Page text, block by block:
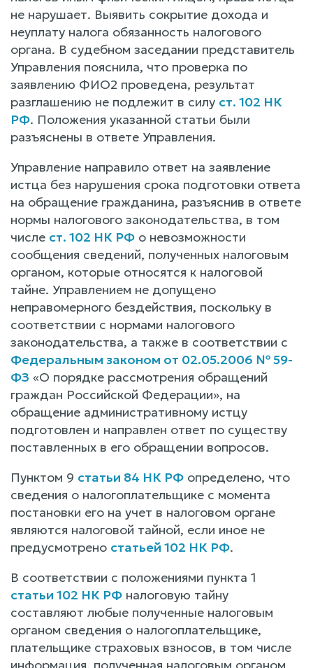
не нарушает. Выявить сокрытие дохода и
неуплату налога обязанность налогового
органа. В судебном заседании представитель
Управления пояснила, что проверка по
заявлению ФИО2 проведена, результат
разглашению не подлежит в силу ст. 102 НК
РФ. Положения указанной статьи были
разъяснены в ответе Управления.
Управление направило ответ на заявление
истца без нарушения срока подготовки ответа
на обращение гражданина, разъяснив в ответе
нормы налогового законодательства, в том
числе ст. 102 НК РФ о невозможности
сообщения сведений, полученных налоговым
органом, которые относятся к налоговой
тайне. Управлением не допущено
неправомерного бездействия, поскольку в
соответствии с нормами налогового
законодательства, а также в соответствии с
Федеральным законом от 02.05.2006 № 59-
ФЗ «О порядке рассмотрения обращений
граждан Российской Федерации», на
обращение административному истцу
подготовлен и направлен ответ по существу
поставленных в его обращении вопросов.
Пунктом 9 статьи 84 НК РФ определено, что
сведения о налогоплательщике с момента
постановки его на учет в налоговом органе
являются налоговой тайной, если иное не
предусмотрено статьей 102 НК РФ.
В соответствии с положениями пункта 1
статьи 102 НК РФ налоговую тайну
составляют любые полученные налоговым
органом сведения о налогоплательщике,
плательщике страховых взносов, в том числе
информация, полученная налоговым органом